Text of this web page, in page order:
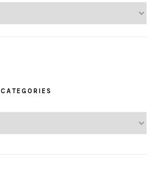
CATEGORIES